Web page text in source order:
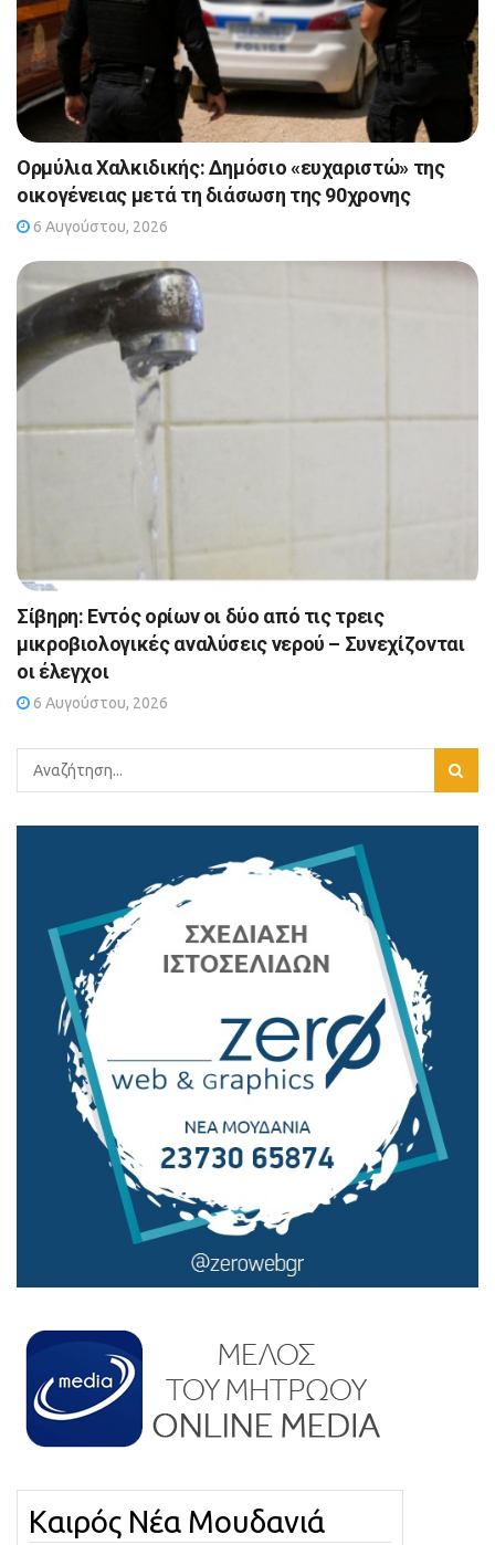
Ορμύλια Χαλκιδικής: Δημόσιο «ευχαριστώ» της
οικογένειας μετά τη διάσωση της 90χρονης
6 Αυγούστου, 2026
Σίβηρη: Εντός ορίων οι δύο από τις τρεις
μικροβιολογικές αναλύσεις νερού – Συνεχίζονται
οι έλεγχοι
6 Αυγούστου, 2026
Καιρός Νέα Μουδανιά